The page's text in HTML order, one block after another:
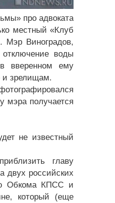
про адвоката
местный «Клуб
Мэр Виноградов,
воды
в вверенном ему
и зрелищам.
мэра получается
не известный
главу
двух российских
Обкома КПСС и
который (еще